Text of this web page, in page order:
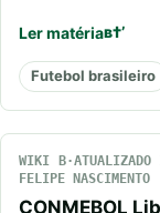
Ler matéria
Futebol brasileiro
WIKI
FELIPE NASCIMENTO
CONMEBOL